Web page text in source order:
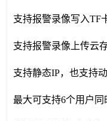
支持报警录像写入TF
支持报警录像上传云
支持静态IP，也支持
最大可支持6个用户同